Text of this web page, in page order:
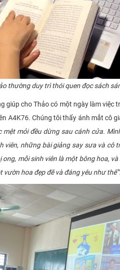
thường duy trì thói quen đọc sách
cho Thảo có một ngày làm việc
A4K76. Chúng tôi thấy ánh mắt cô
mỏi đều dừng sau cánh cửa.
những bài giảng say sưa và
mỗi sinh viên là một bông hoa,
hoa đẹp đẽ và đáng yêu như thế”.